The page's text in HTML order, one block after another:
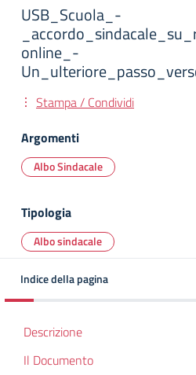
USB_Scuola_-
online_-
Stampa / Condividi
Argomenti
Albo Sindacale
Tipologia
Albo sindacale
Indice della pagina
Descrizione
Il Documento